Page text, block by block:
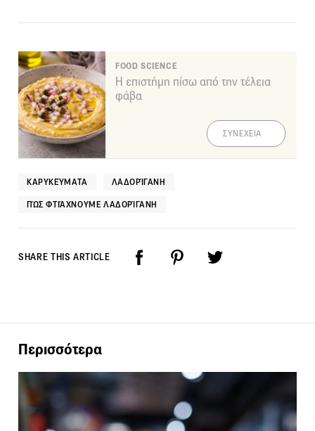
FOOD SCIENCE
Η επιστήμη πίσω από την τέλεια
φάβα
ΣΥΝΕΧΕΙΑ
ΚΑΡΥΚΕΎΜΑΤΑ ΛΑΔΟΡΊΓΑΝΗ
ΠΏΣ ΦΤΙΆΧΝΟΥΜΕ ΛΑΔΟΡΊΓΑΝΗ
SHARE THIS ARTICLE
Περισσότερα